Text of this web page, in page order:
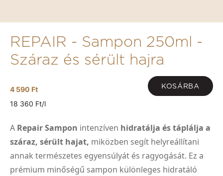
REPAIR - Sampon 250ml -
Száraz és sérült hajra
4 590 Ft KOSÁRBA
18 360 Ft/l
A Repair Sampon intenzíven hidratálja és táplálja a
száraz, sérült hajat, miközben segít helyreállítani
annak természetes egyensúlyát és ragyogását. Ez a
prémium minőségű sampon különleges hidratáló